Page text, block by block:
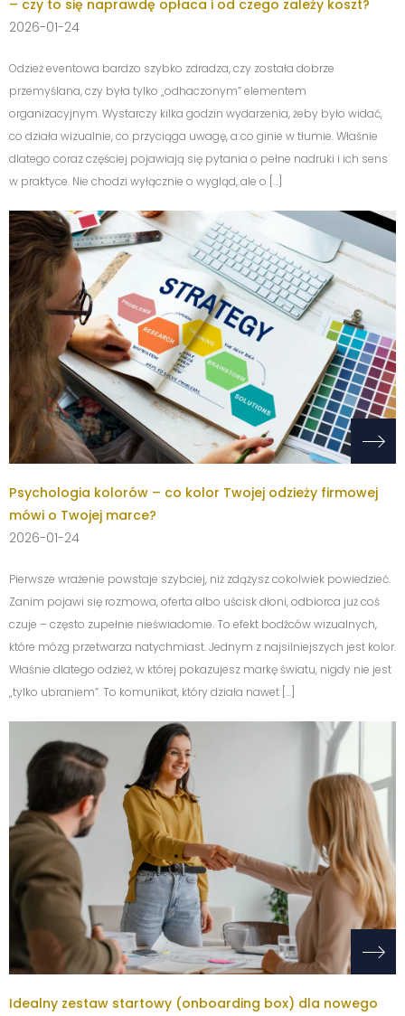
– czy to się naprawdę opłaca i od czego zależy koszt?
2026-01-24
Odzież eventowa bardzo szybko zdradza, czy została dobrze
przemyślana, czy była tylko „odhaczonym” elementem
organizacyjnym. Wystarczy kilka godzin wydarzenia, żeby było widać,
co działa wizualnie, co przyciąga uwagę, a co ginie w tłumie. Właśnie
dlatego coraz częściej pojawiają się pytania o pełne nadruki i ich sens
w praktyce. Nie chodzi wyłącznie o wygląd, ale o […]
Psychologia kolorów – co kolor Twojej odzieży firmowej
mówi o Twojej marce?
2026-01-24
Pierwsze wrażenie powstaje szybciej, niż zdążysz cokolwiek powiedzieć.
Zanim pojawi się rozmowa, oferta albo uścisk dłoni, odbiorca już coś
czuje – często zupełnie nieświadomie. To efekt bodźców wizualnych,
które mózg przetwarza natychmiast. Jednym z najsilniejszych jest kolor.
Właśnie dlatego odzież, w której pokazujesz markę światu, nigdy nie jest
„tylko ubraniem”. To komunikat, który działa nawet […]
Idealny zestaw startowy (onboarding box) dla nowego